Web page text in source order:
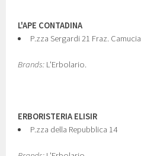
L'APE CONTADINA
P.zza Sergardi 21 Fraz. Camucia
Brands: L'Erbolario.
ERBORISTERIA ELISIR
P.zza della Repubblica 14